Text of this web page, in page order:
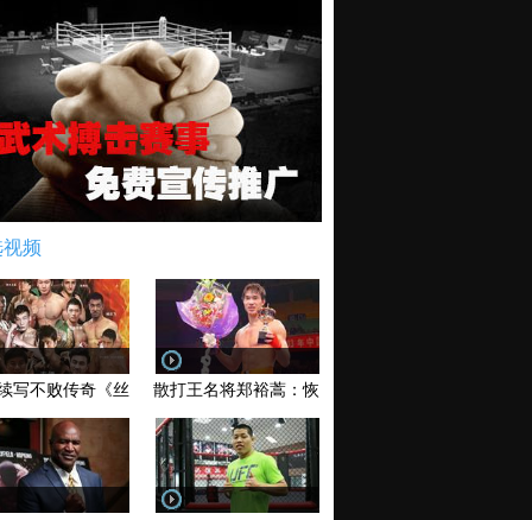
频
写不败传奇《丝路英雄》太原站全场视频
散打王名将郑裕蒿：恢复训练 有望回归擂台